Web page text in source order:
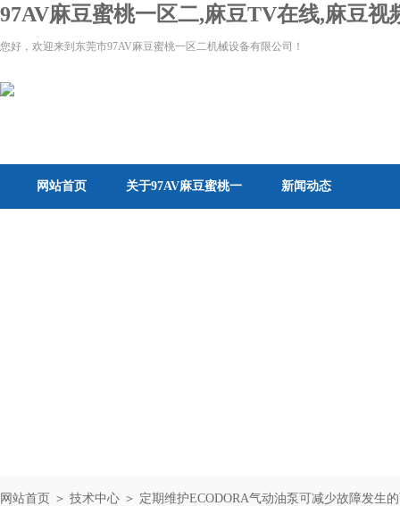
97AV麻豆蜜桃一区二,麻豆TV在线,麻豆
您好，欢迎来到东莞市97AV麻豆蜜桃一区二机械设备有限公司！
网站首页 关于97AV麻豆蜜桃一 新闻动态
网站首页 ＞ 技术中心 ＞ 定期维护ECODORA气动油泵可减少故障发生